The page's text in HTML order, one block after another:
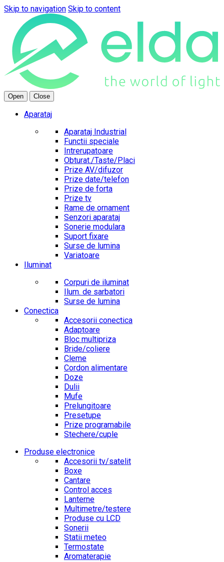
Skip to navigation Skip to content
Open Close
Aparataj
Aparataj Industrial
Functii speciale
Intrerupatoare
Obturat./Taste/Placi
Prize AV/difuzor
Prize date/telefon
Prize de forta
Prize tv
Rame de ornament
Senzori aparataj
Sonerie modulara
Suport fixare
Surse de lumina
Variatoare
Iluminat
Corpuri de iluminat
Ilum. de sarbatori
Surse de lumina
Conectica
Accesorii conectica
Adaptoare
Bloc multipriza
Bride/coliere
Cleme
Cordon alimentare
Doze
Dulii
Mufe
Prelungitoare
Presetupe
Prize programabile
Stechere/cuple
Produse electronice
Accesorii tv/satelit
Boxe
Cantare
Control acces
Lanterne
Multimetre/testere
Produse cu LCD
Sonerii
Statii meteo
Termostate
Aromaterapie